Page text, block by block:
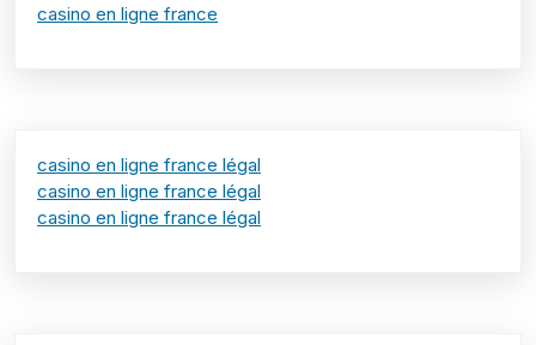
casino en ligne france
casino en ligne france légal
casino en ligne france légal
casino en ligne france légal